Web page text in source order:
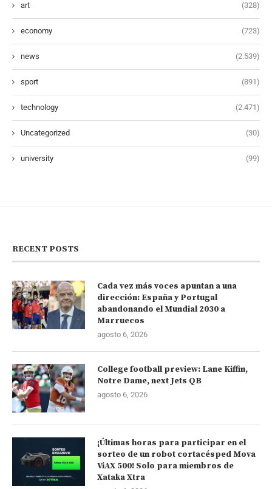
art (328)
economy (723)
news (2.539)
sport (891)
technology (2.471)
Uncategorized (30)
university (99)
RECENT POSTS
Cada vez más voces apuntan a una
dirección: España y Portugal
abandonando el Mundial 2030 a
Marruecos
agosto 6, 2026
College football preview: Lane Kiffin,
Notre Dame, next Jets QB
agosto 6, 2026
¡Últimas horas para participar en el
sorteo de un robot cortacésped Mova
ViAX 500! Solo para miembros de
Xataka Xtra